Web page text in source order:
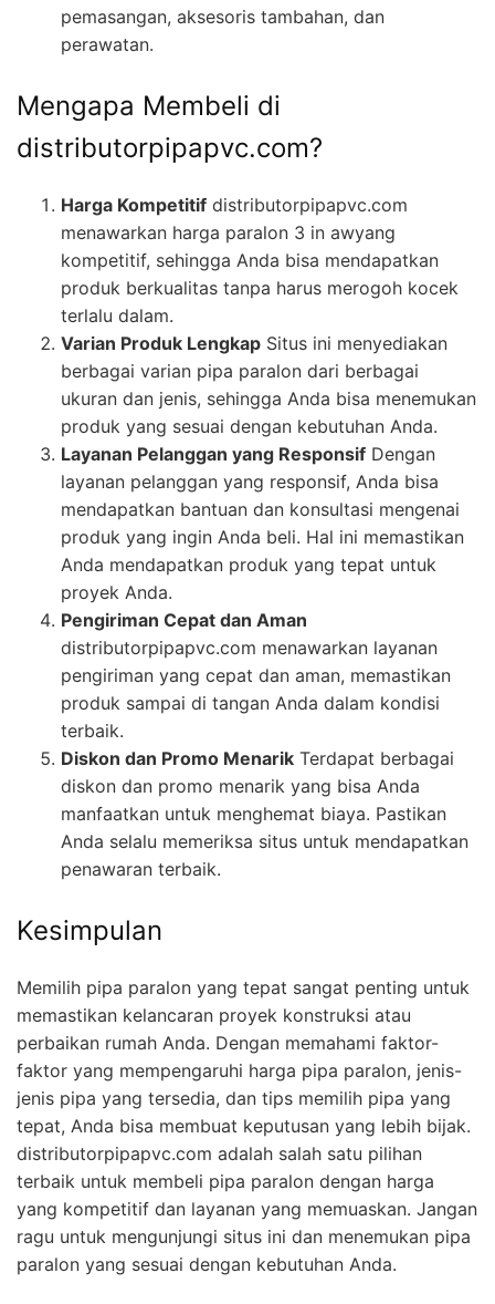
pemasangan, aksesoris tambahan, dan
perawatan.
Mengapa Membeli di
distributorpipapvc.com?
Harga Kompetitif distributorpipapvc.com
menawarkan harga paralon 3 in awyang
kompetitif, sehingga Anda bisa mendapatkan
produk berkualitas tanpa harus merogoh kocek
terlalu dalam.
Varian Produk Lengkap Situs ini menyediakan
berbagai varian pipa paralon dari berbagai
ukuran dan jenis, sehingga Anda bisa menemukan
produk yang sesuai dengan kebutuhan Anda.
Layanan Pelanggan yang Responsif Dengan
layanan pelanggan yang responsif, Anda bisa
mendapatkan bantuan dan konsultasi mengenai
produk yang ingin Anda beli. Hal ini memastikan
Anda mendapatkan produk yang tepat untuk
proyek Anda.
Pengiriman Cepat dan Aman
distributorpipapvc.com menawarkan layanan
pengiriman yang cepat dan aman, memastikan
produk sampai di tangan Anda dalam kondisi
terbaik.
Diskon dan Promo Menarik Terdapat berbagai
diskon dan promo menarik yang bisa Anda
manfaatkan untuk menghemat biaya. Pastikan
Anda selalu memeriksa situs untuk mendapatkan
penawaran terbaik.
Kesimpulan
Memilih pipa paralon yang tepat sangat penting untuk
memastikan kelancaran proyek konstruksi atau
perbaikan rumah Anda. Dengan memahami faktor-
faktor yang mempengaruhi harga pipa paralon, jenis-
jenis pipa yang tersedia, dan tips memilih pipa yang
tepat, Anda bisa membuat keputusan yang lebih bijak.
distributorpipapvc.com adalah salah satu pilihan
terbaik untuk membeli pipa paralon dengan harga
yang kompetitif dan layanan yang memuaskan. Jangan
ragu untuk mengunjungi situs ini dan menemukan pipa
paralon yang sesuai dengan kebutuhan Anda.